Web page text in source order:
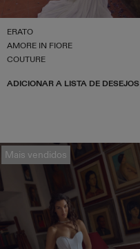
ERATO
AMORE IN FIORE
COUTURE
ADICIONAR A LISTA DE DESEJOS
Mais vendidos